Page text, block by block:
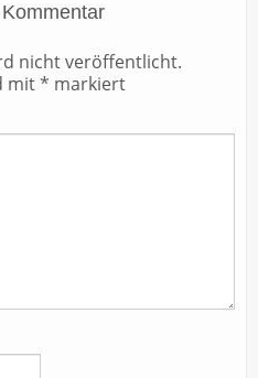
nicht veröffentlicht.
mit* markiert